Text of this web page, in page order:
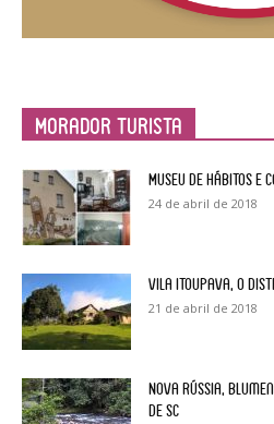
Morador Turista
Museu de Hábitos e
24 de abril de 2018
Vila Itoupava, o
21 de abril de 2018
Nova Rússia,
de SC